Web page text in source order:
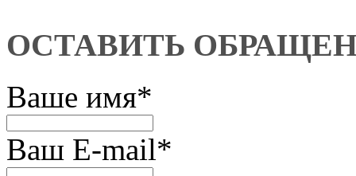
ОСТАВИТЬ
Ваше имя*
Ваш E-mail*